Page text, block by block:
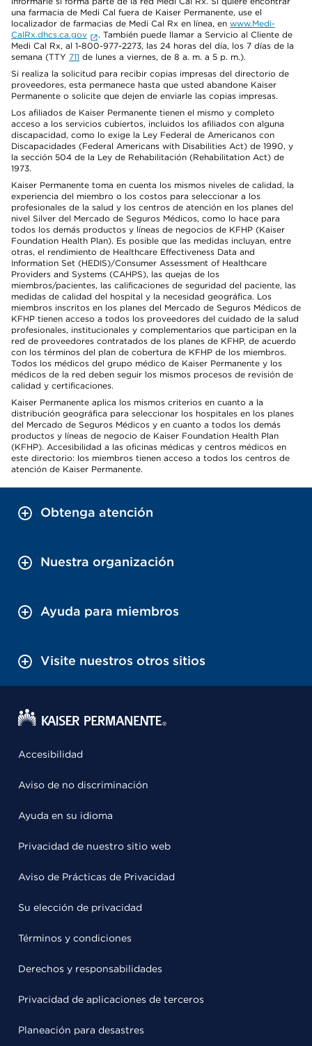
una farmacia de Medi Cal fuera de Kaiser Permanente, use el
localizador de farmacias de Medi Cal Rx en línea, en www.Medi-
CalRx.dhcs.ca.gov
. También puede llamar a Servicio al Cliente de
Medi Cal Rx, al 1-800-977-2273, las 24 horas del día, los 7 días de la
semana (TTY 711 de lunes a viernes, de 8 a. m. a 5 p. m.).
Si realiza la solicitud para recibir copias impresas del directorio de
proveedores, esta permanece hasta que usted abandone Kaiser
Permanente o solicite que dejen de enviarle las copias impresas.
Los afiliados de Kaiser Permanente tienen el mismo y completo
acceso a los servicios cubiertos, incluidos los afiliados con alguna
discapacidad, como lo exige la Ley Federal de Americanos con
Discapacidades (Federal Americans with Disabilities Act) de 1990, y
la sección 504 de la Ley de Rehabilitación (Rehabilitation Act) de
1973.
Kaiser Permanente toma en cuenta los mismos niveles de calidad, la
experiencia del miembro o los costos para seleccionar a los
profesionales de la salud y los centros de atención en los planes del
nivel Silver del Mercado de Seguros Médicos, como lo hace para
todos los demás productos y líneas de negocios de KFHP (Kaiser
Foundation Health Plan). Es posible que las medidas incluyan, entre
otras, el rendimiento de Healthcare Effectiveness Data and
Information Set (HEDIS)/Consumer Assessment of Healthcare
Providers and Systems (CAHPS), las quejas de los
miembros/pacientes, las calificaciones de seguridad del paciente, las
medidas de calidad del hospital y la necesidad geográfica. Los
miembros inscritos en los planes del Mercado de Seguros Médicos de
KFHP tienen acceso a todos los proveedores del cuidado de la salud
profesionales, institucionales y complementarios que participan en la
red de proveedores contratados de los planes de KFHP, de acuerdo
con los términos del plan de cobertura de KFHP de los miembros.
Todos los médicos del grupo médico de Kaiser Permanente y los
médicos de la red deben seguir los mismos procesos de revisión de
calidad y certificaciones.
Kaiser Permanente aplica los mismos criterios en cuanto a la
distribución geográfica para seleccionar los hospitales en los planes
del Mercado de Seguros Médicos y en cuanto a todos los demás
productos y líneas de negocio de Kaiser Foundation Health Plan
(KFHP). Accesibilidad a las oficinas médicas y centros médicos en
este directorio: los miembros tienen acceso a todos los centros de
atención de Kaiser Permanente.
Obtenga atención
Nuestra organización
Ayuda para miembros
Visite nuestros otros sitios
Accesibilidad
Aviso de no discriminación
Ayuda en su idioma
Privacidad de nuestro sitio web
Aviso de Prácticas de Privacidad
Su elección de privacidad
Términos y condiciones
Derechos y responsabilidades
Privacidad de aplicaciones de terceros
Planeación para desastres